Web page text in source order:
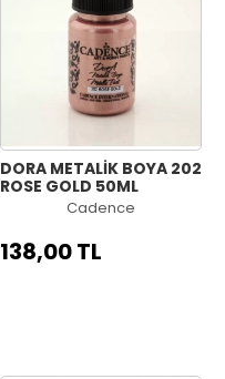
DORA METALİK BOYA 202
ROSE GOLD 50ML
Cadence
138,00 TL